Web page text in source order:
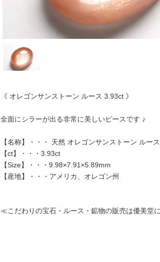
《 オレゴンサンストーン ルース 3.93ct 》
全面にシラーが出る非常に美しいピースです ♪
【名称】・・・ 天然 オレゴンサンストーン ルー
【ct】・・・3.93ct
【Size】・・・9.98×7.91×5.89mm
【産地】・・・アメリカ、オレゴン州
≪こだわりの宝石・ルース・鉱物の販売は優美堂